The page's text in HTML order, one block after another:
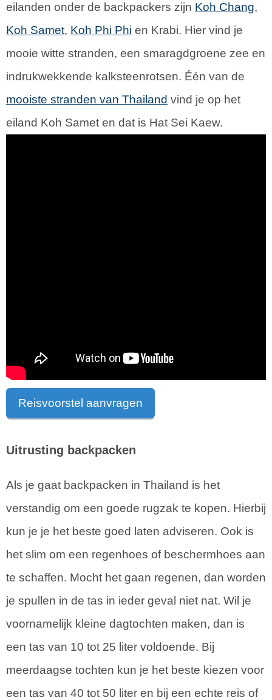
eilanden onder de backpackers zijn Koh Chang,
Koh Samet, Koh Phi Phi en Krabi. Hier vind je
mooie witte stranden, een smaragdgroene zee en
indrukwekkende kalksteenrotsen. Één van de
mooiste stranden van Thailand vind je op het
eiland Koh Samet en dat is Hat Sei Kaew.
Reisvoorstel aanvragen
Uitrusting backpacken
Als je gaat backpacken in Thailand is het
verstandig om een goede rugzak te kopen. Hierbij
kun je je het beste goed laten adviseren. Ook is
het slim om een regenhoes of beschermhoes aan
te schaffen. Mocht het gaan regenen, dan worden
je spullen in de tas in ieder geval niet nat. Wil je
voornamelijk kleine dagtochten maken, dan is
een tas van 10 tot 25 liter voldoende. Bij
meerdaagse tochten kun je het beste kiezen voor
een tas van 40 tot 50 liter en bij een echte reis of